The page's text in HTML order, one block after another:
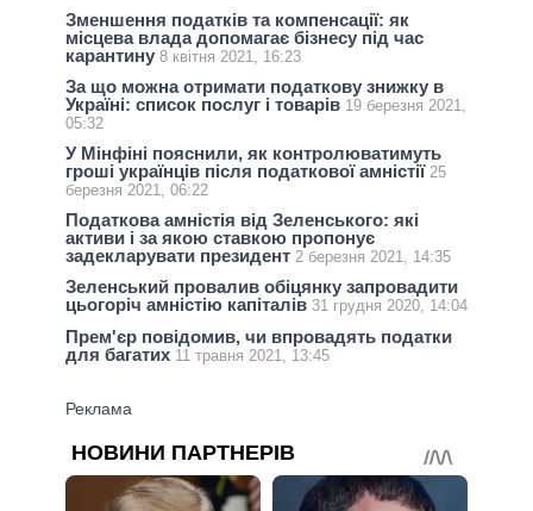
Зменшення податків та компенсації: як
місцева влада допомагає бізнесу під час
карантину 8 квітня 2021, 16:23
За що можна отримати податкову знижку в
Україні: список послуг і товарів 19 березня 2021,
05:32
У Мінфіні пояснили, як контролюватимуть
гроші українців після податкової амністії 25
березня 2021, 06:22
Податкова амністія від Зеленського: які
активи і за якою ставкою пропонує
задекларувати президент 2 березня 2021, 14:35
Зеленський провалив обіцянку запровадити
цьогоріч амністію капіталів 31 грудня 2020, 14:04
Прем'єр повідомив, чи впровадять податки
для багатих 11 травня 2021, 13:45